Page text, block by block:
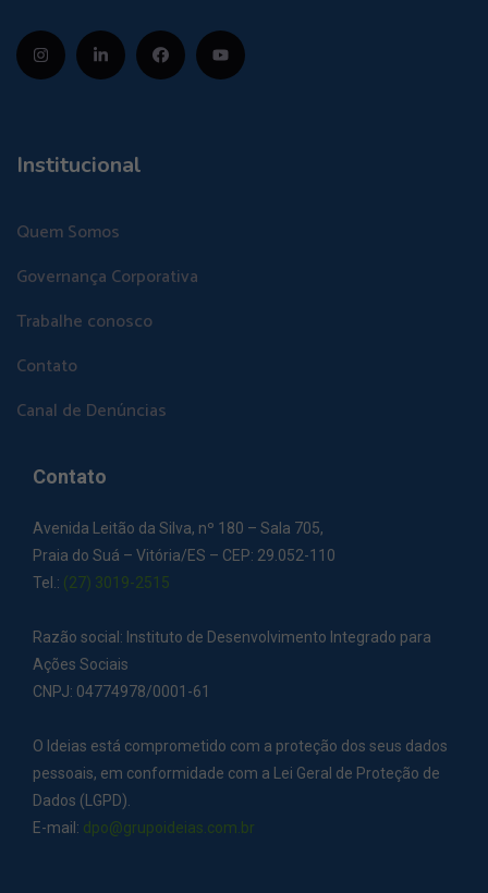
Institucional
Quem Somos
Governança Corporativa
Trabalhe conosco
Contato
Canal de Denúncias
Contato
Avenida Leitão da Silva, nº 180 – Sala 705,
Praia do Suá – Vitória/ES – CEP: 29.052-110
Tel.: (27) 3019-2515
Razão social: Instituto de Desenvolvimento Integrado para
Ações Sociais
CNPJ: 04774978/0001-61
O Ideias está comprometido com a proteção dos seus dados
pessoais, em conformidade com a Lei Geral de Proteção de
Dados (LGPD).
E-mail: dpo@grupoideias.com.br